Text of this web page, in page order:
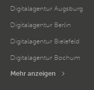
Digitalagentur Augsburg
Digitalagentur Berlin
Digitalagentur Bielefeld
Digitalagentur Bochum
Mehr anzeigen